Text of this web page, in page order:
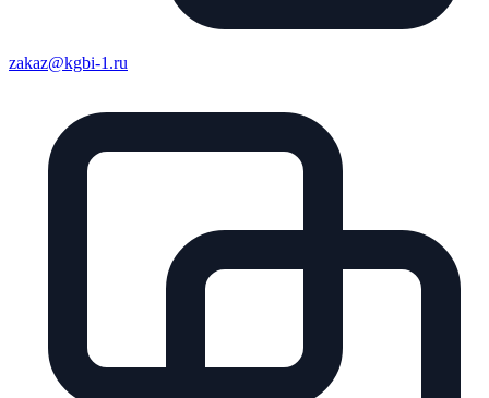
zakaz@kgbi-1.ru